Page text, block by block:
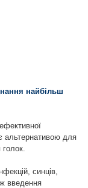
найбільш
є альтернативою для
синців,
введення